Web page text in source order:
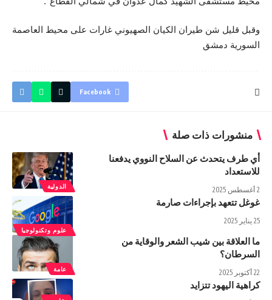
وقبل قليل شن طيران الكيان الصهيوني غارات على محيط العاصمة
السورية دمشق
Facebook
منشورات ذات صلة
الدولية
أي طرف يتحدث عن السلاح النووي يدفعنا
للاستعداد
2 أغسطس 2025
علوم وتكنولوجيا
غوغل تتعهد بإجراءات صارمة
25 يناير 2025
عامة
ما العلاقة بين شيب الشعر والوقاية من
السرطان؟
22 أكتوبر 2025
كراهية اليهود تتزايد